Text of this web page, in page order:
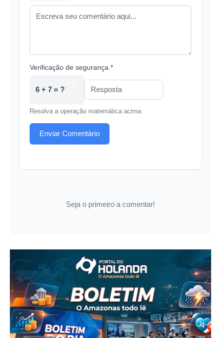
Verificação de segurança *
6 + 7 = ?
Resolva a operação matemática acima
Enviar Comentário
Seja o primeiro a comentar!